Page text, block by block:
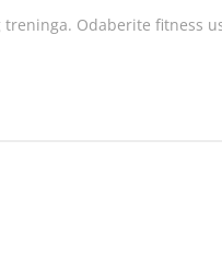
treninga. Odaberite fitness